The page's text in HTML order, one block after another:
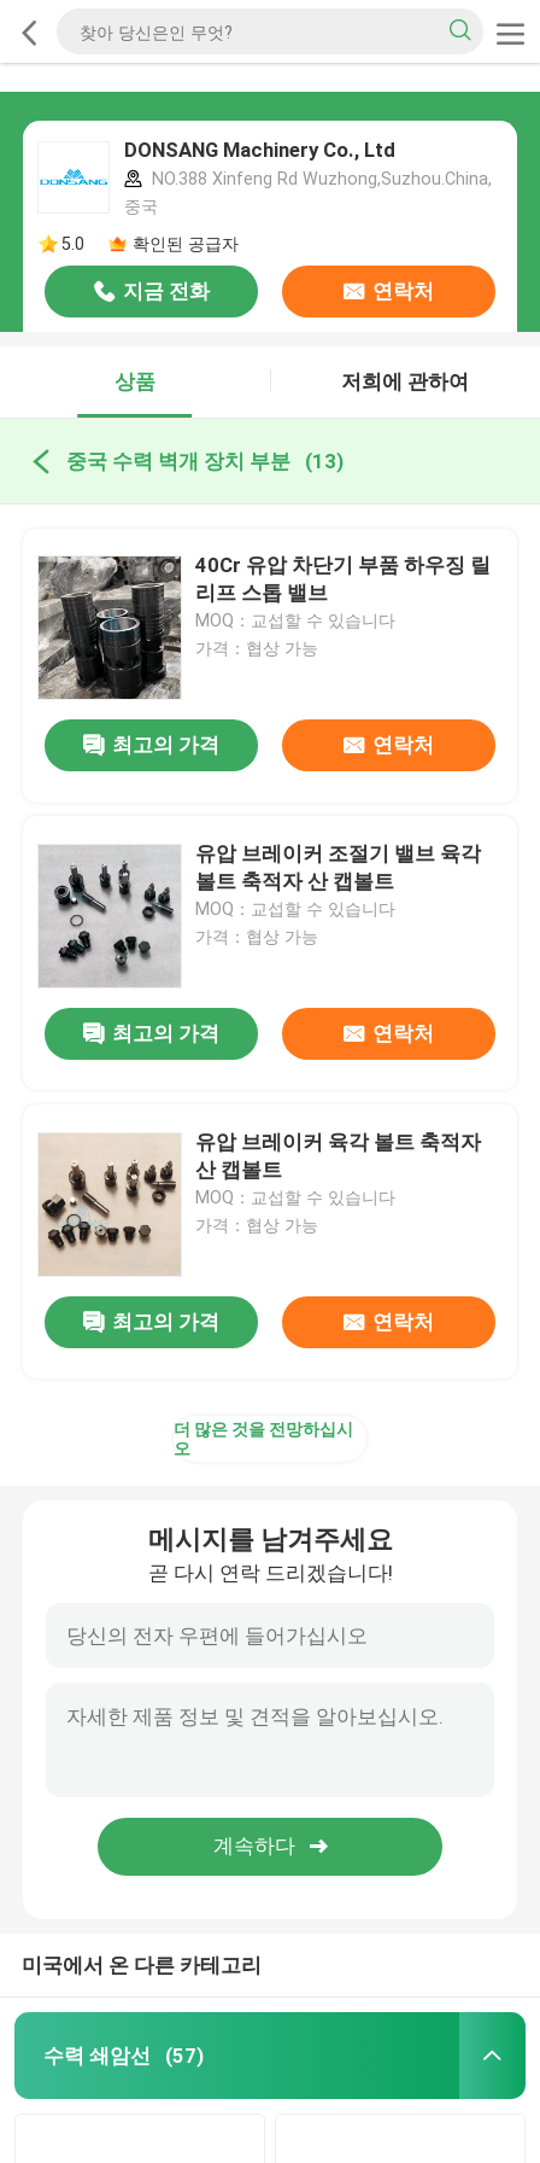
DONSANG Machinery Co., Ltd
NO.388 Xinfeng Rd Wuzhong,Suzhou.China,
중국
5.0
확인된 공급자
지금 전화 연락처
상품 저희에 관하여
중국 수력 벽개 장치 부분 (13)
40Cr 유압 차단기 부품 하우징 릴
리프 스톱 밸브
MOQ：교섭할 수 있습니다
가격：협상 가능
최고의 가격 연락처
유압 브레이커 조절기 밸브 육각
볼트 축적자 산 캡볼트
MOQ：교섭할 수 있습니다
가격：협상 가능
최고의 가격 연락처
유압 브레이커 육각 볼트 축적자
산 캡볼트
MOQ：교섭할 수 있습니다
가격：협상 가능
최고의 가격 연락처
더 많은 것을 전망하십시
오
메시지를 남겨주세요
곧 다시 연락 드리겠습니다!
미국에서 온 다른 카테고리
수력 쇄암선 (57)